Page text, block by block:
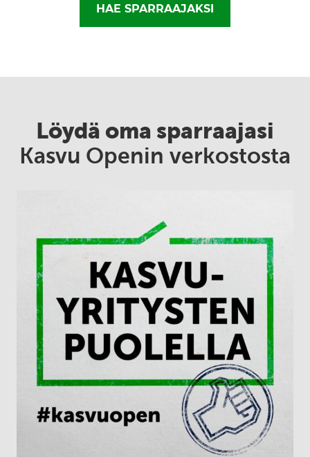
HAE SPARRAAJAKSI
Löydä oma sparraajasi
Kasvu Openin verkostosta